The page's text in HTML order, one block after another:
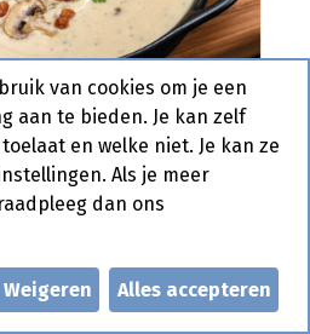
3 kg
van cookies om je een
aan te bieden. Je kan zelf
en welke niet. Je kan ze
Als je meer
dan ons
Weigeren Alles accepteren